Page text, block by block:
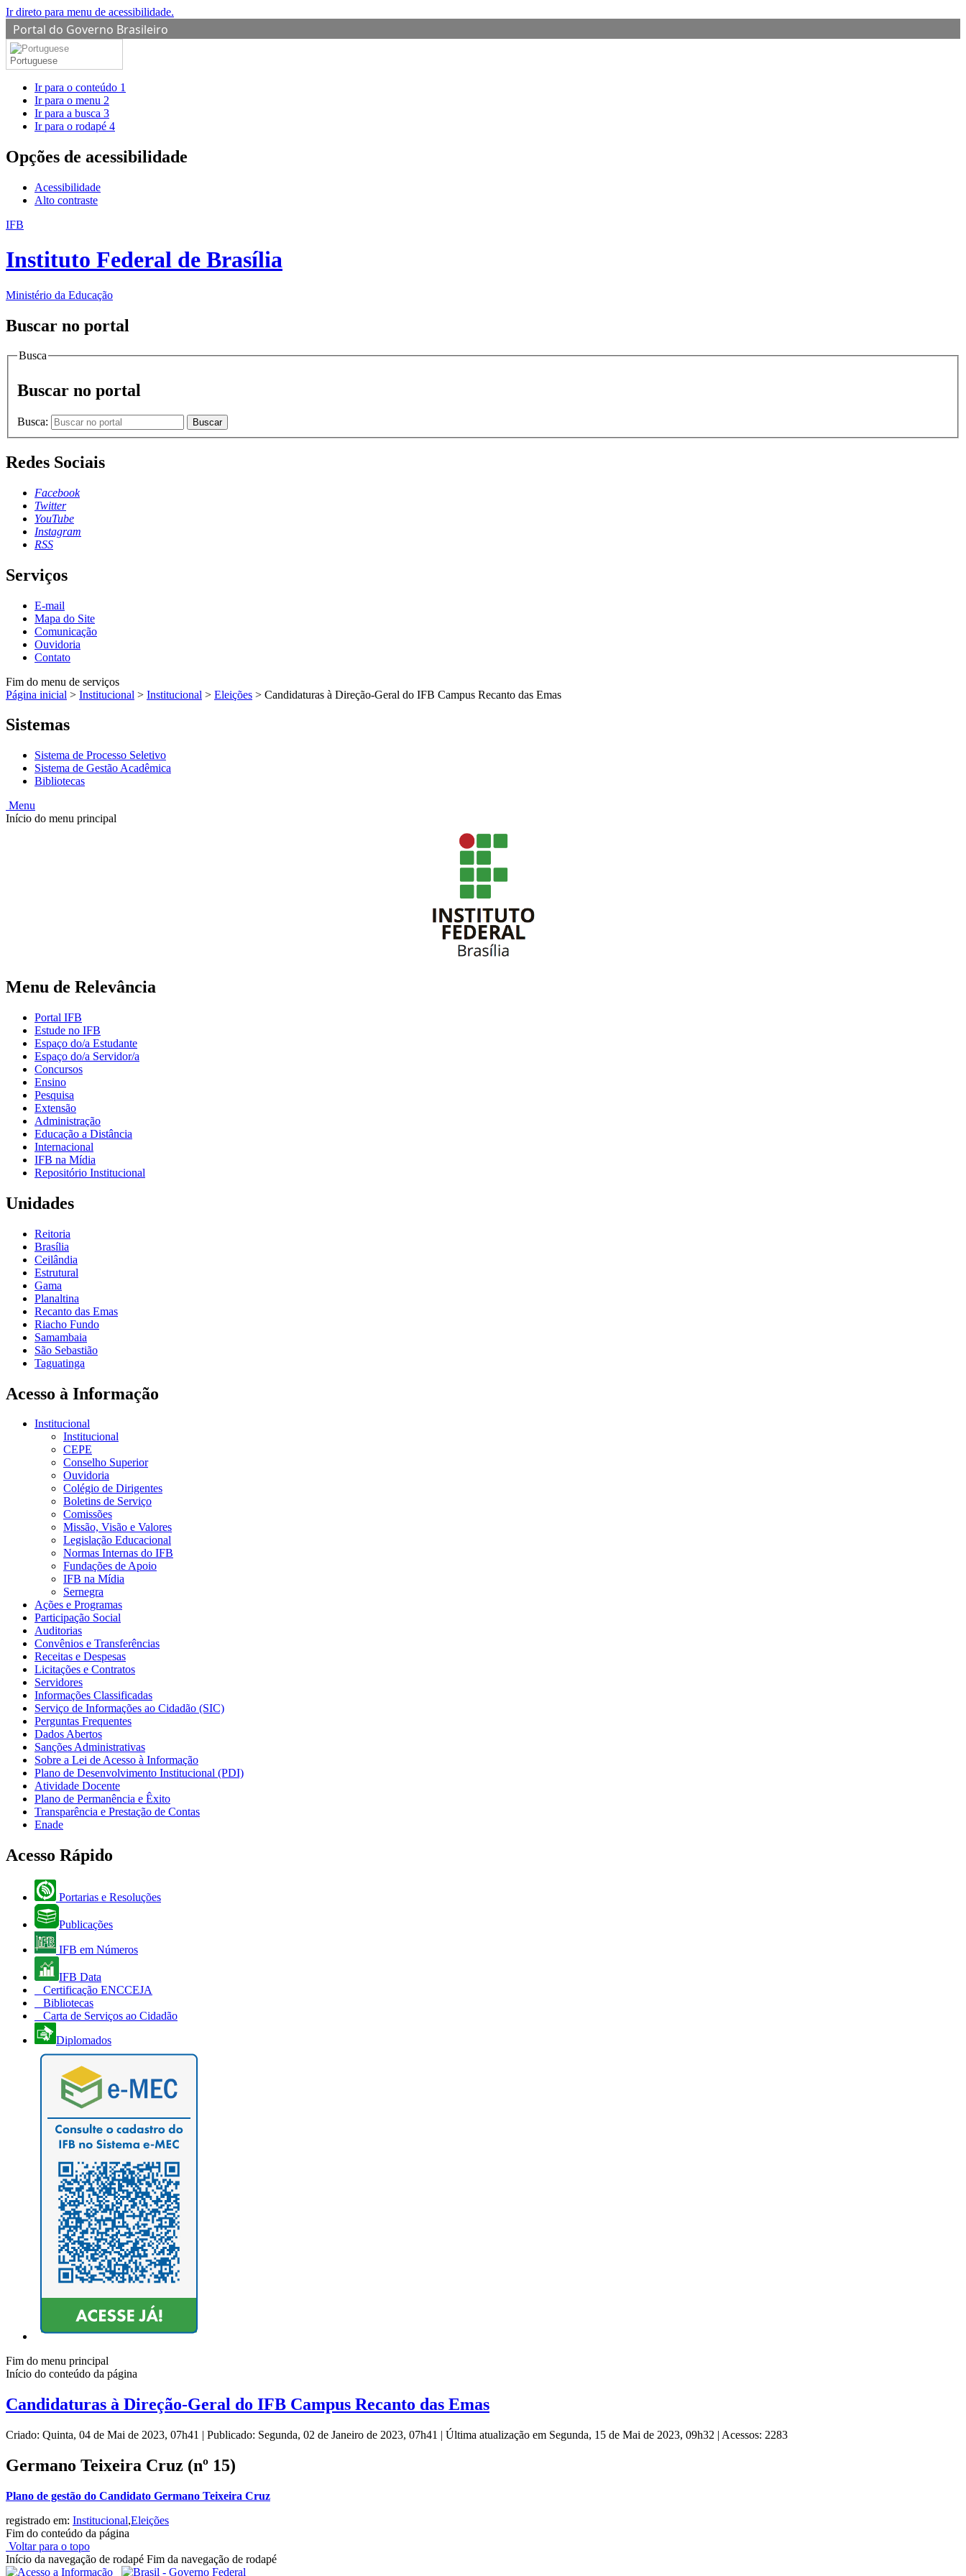
Ir direto para menu de acessibilidade.
Portal do Governo Brasileiro
Portuguese
Ir para o conteúdo 1
Ir para o menu 2
Ir para a busca 3
Ir para o rodapé 4
Opções de acessibilidade
Acessibilidade
Alto contraste
IFB
Instituto Federal de Brasília
Ministério da Educação
Buscar no portal
Busca
Buscar no portal
Busca: Buscar
Redes Sociais
Facebook
Twitter
YouTube
Instagram
RSS
Serviços
E-mail
Mapa do Site
Comunicação
Ouvidoria
Contato
Fim do menu de serviços
Página inicial > Institucional > Institucional > Eleições > Candidaturas à Direção-Geral do IFB Campus Recanto das Emas
Sistemas
Sistema de Processo Seletivo
Sistema de Gestão Acadêmica
Bibliotecas
Menu
Início do menu principal
Menu de Relevância
Portal IFB
Estude no IFB
Espaço do/a Estudante
Espaço do/a Servidor/a
Concursos
Ensino
Pesquisa
Extensão
Administração
Educação a Distância
Internacional
IFB na Mídia
Repositório Institucional
Unidades
Reitoria
Brasília
Ceilândia
Estrutural
Gama
Planaltina
Recanto das Emas
Riacho Fundo
Samambaia
São Sebastião
Taguatinga
Acesso à Informação
Institucional
Institucional
CEPE
Conselho Superior
Ouvidoria
Colégio de Dirigentes
Boletins de Serviço
Comissões
Missão, Visão e Valores
Legislação Educacional
Normas Internas do IFB
Fundações de Apoio
IFB na Mídia
Sernegra
Ações e Programas
Participação Social
Auditorias
Convênios e Transferências
Receitas e Despesas
Licitações e Contratos
Servidores
Informações Classificadas
Serviço de Informações ao Cidadão (SIC)
Perguntas Frequentes
Dados Abertos
Sanções Administrativas
Sobre a Lei de Acesso à Informação
Plano de Desenvolvimento Institucional (PDI)
Atividade Docente
Plano de Permanência e Êxito
Transparência e Prestação de Contas
Enade
Acesso Rápido
Portarias e Resoluções
Publicações
IFB em Números
IFB Data
Certificação ENCCEJA
Bibliotecas
Carta de Serviços ao Cidadão
Diplomados
Fim do menu principal
Início do conteúdo da página
Candidaturas à Direção-Geral do IFB Campus Recanto das Emas
Criado: Quinta, 04 de Mai de 2023, 07h41 | Publicado: Segunda, 02 de Janeiro de 2023, 07h41 | Última atualização em Segunda, 15 de Mai de 2023, 09h32 | Acessos: 2283
Germano Teixeira Cruz (nº 15)
Plano de gestão do Candidato Germano Teixeira Cruz
registrado em: Institucional,Eleições
Fim do conteúdo da página
Voltar para o topo
Início da navegação de rodapé Fim da navegação de rodapé